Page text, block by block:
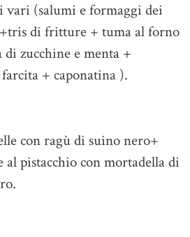
vari (salumi e formaggi dei
di fritture + tuma al forno
zucchine e menta +
+ caponatina ).
con ragù di suino nero+
al pistacchio con mortadella di